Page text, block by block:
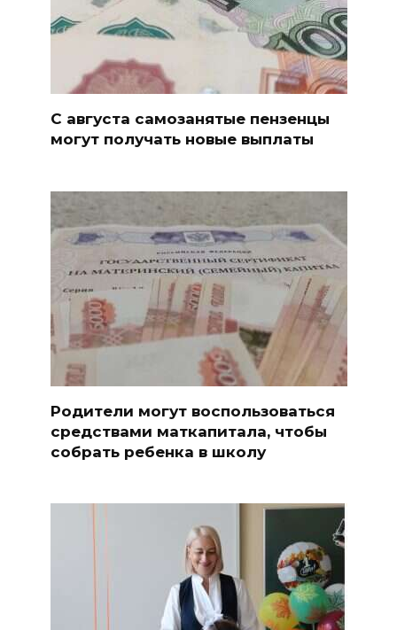
С августа самозанятые пензенцы
могут получать новые выплаты
Родители могут воспользоваться
средствами маткапитала, чтобы
собрать ребенка в школу